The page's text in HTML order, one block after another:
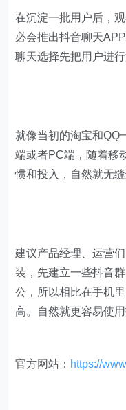
在沉淀一批用户后，
必会推出抖音聊天
聊天选择先把用户进行
就像当初的淘宝和QQ
端或者PC端，随着移
惯和投入，自然就无
建议产品经理、运营
装，先建立一些抖音
公，所以相比在手机
高。自然就更容易使
官方网站： https://